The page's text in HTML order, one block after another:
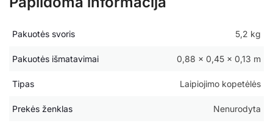
Pakuotės svoris 5,2 kg
Pakuotės išmatavimai 0,88 × 0,45 × 0,13 m
Tipas Laipiojimo kopetėlės
Prekės ženklas Nenurodyta